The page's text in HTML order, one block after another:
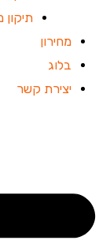
מחירון
בלוג
יצירת קשר